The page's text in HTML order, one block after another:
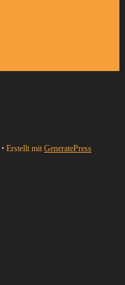
• Erstellt mit GeneratePress